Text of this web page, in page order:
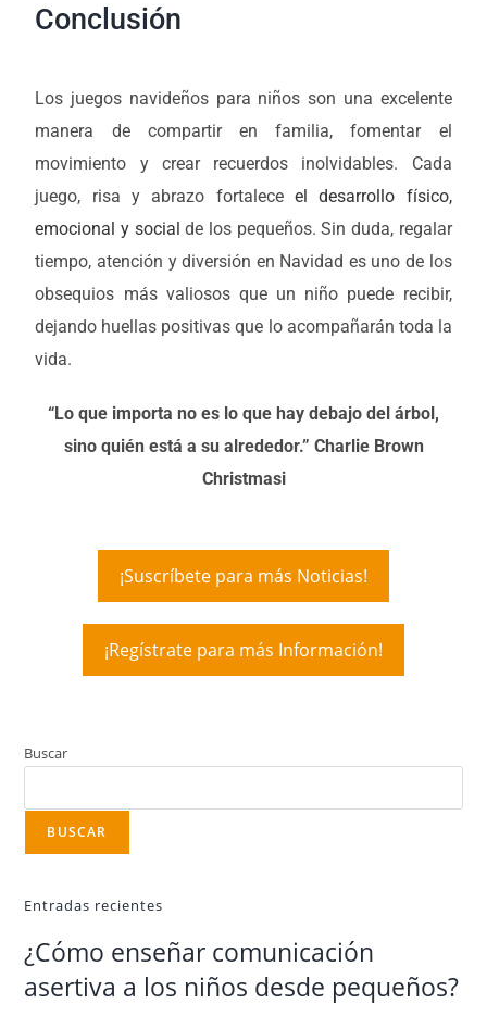
Conclusión
Los juegos navideños para niños son una excelente
manera de compartir en familia, fomentar el
movimiento y crear recuerdos inolvidables. Cada
juego, risa y abrazo fortalece el desarrollo físico,
emocional y social de los pequeños. Sin duda, regalar
tiempo, atención y diversión en Navidad es uno de los
obsequios más valiosos que un niño puede recibir,
dejando huellas positivas que lo acompañarán toda la
vida.
“Lo que importa no es lo que hay debajo del árbol,
sino quién está a su alrededor.” Charlie Brown
Christmasi
¡Suscríbete para más Noticias!
¡Regístrate para más Información!
Buscar
BUSCAR
Entradas recientes
¿Cómo enseñar comunicación
asertiva a los niños desde pequeños?